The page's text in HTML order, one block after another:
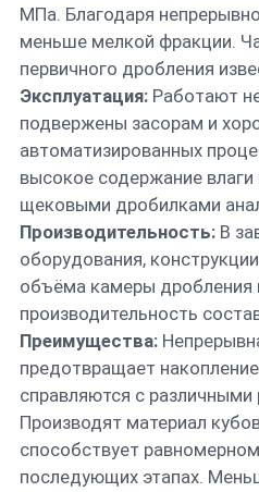
МПа. Благодаря
меньше мелкой фракции.
первичного дробления
Эксплуатация:Работают
подвержены засорам и
автоматизированных
высокое содержание
щековыми дробилками
Производительность:В
оборудования,
объёма камеры дробления
производительность
Преимущества:
предотвращает
справляются с
Производят материал
способствует
последующих этапах.